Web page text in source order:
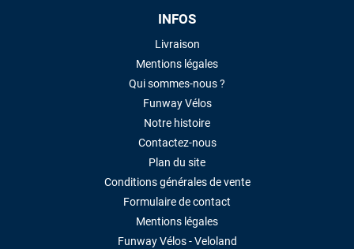
INFOS
Livraison
Mentions légales
Qui sommes-nous ?
Funway Vélos
Notre histoire
Contactez-nous
Plan du site
Conditions générales de vente
Formulaire de contact
Mentions légales
Funway Vélos - Veloland